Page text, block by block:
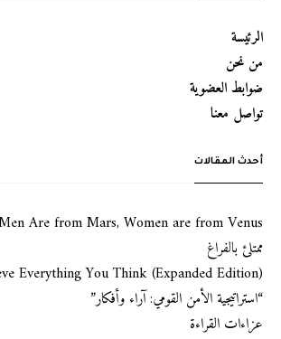
الرئيسة
من نحن
ضوابط العضوية
تواصل معنا
أحدث المقالات
Are from Mars, Women are from Venus
ممتلئ بالفراغ
Everything You Think (Expanded Edition)
“استراتيجية الأمن القومي: آراء وأفكار”
عزاءات القراءة